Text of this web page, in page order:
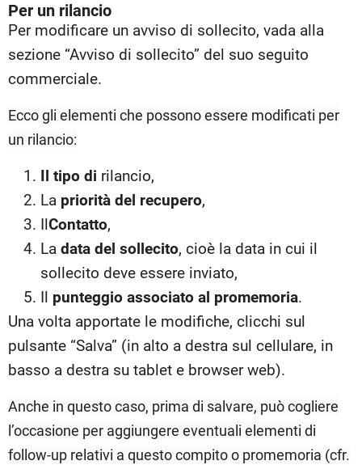
Per un rilancio
Per modificare un avviso di sollecito, vada alla
sezione “Avviso di sollecito” del suo seguito
commerciale.
Ecco gli elementi che possono essere modificati per
un rilancio:
Il tipo di rilancio,
La priorità del recupero,
IlContatto,
La data del sollecito, cioè la data in cui il
sollecito deve essere inviato,
Il punteggio associato al promemoria.
Una volta apportate le modifiche, clicchi sul
pulsante “Salva” (in alto a destra sul cellulare, in
basso a destra su tablet e browser web).
Anche in questo caso, prima di salvare, può cogliere
l’occasione per aggiungere eventuali elementi di
follow-up relativi a questo compito o promemoria (cfr.